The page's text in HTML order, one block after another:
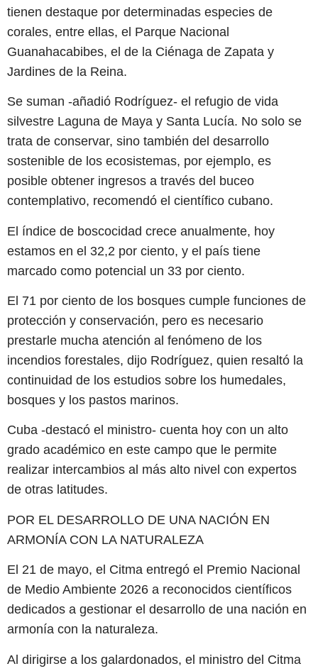
tienen destaque por determinadas especies de
corales, entre ellas, el Parque Nacional
Guanahacabibes, el de la Ciénaga de Zapata y
Jardines de la Reina.
Se suman -añadió Rodríguez- el refugio de vida
silvestre Laguna de Maya y Santa Lucía. No solo se
trata de conservar, sino también del desarrollo
sostenible de los ecosistemas, por ejemplo, es
posible obtener ingresos a través del buceo
contemplativo, recomendó el científico cubano.
El índice de boscocidad crece anualmente, hoy
estamos en el 32,2 por ciento, y el país tiene
marcado como potencial un 33 por ciento.
El 71 por ciento de los bosques cumple funciones de
protección y conservación, pero es necesario
prestarle mucha atención al fenómeno de los
incendios forestales, dijo Rodríguez, quien resaltó la
continuidad de los estudios sobre los humedales,
bosques y los pastos marinos.
Cuba -destacó el ministro- cuenta hoy con un alto
grado académico en este campo que le permite
realizar intercambios al más alto nivel con expertos
de otras latitudes.
POR EL DESARROLLO DE UNA NACIÓN EN
ARMONÍA CON LA NATURALEZA
El 21 de mayo, el Citma entregó el Premio Nacional
de Medio Ambiente 2026 a reconocidos científicos
dedicados a gestionar el desarrollo de una nación en
armonía con la naturaleza.
Al dirigirse a los galardonados, el ministro del Citma